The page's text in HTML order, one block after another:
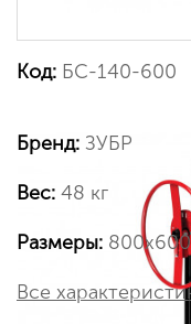
Код: БС-140-600
Бренд: ЗУБР
Вес: 48 кг
Размеры:
Все